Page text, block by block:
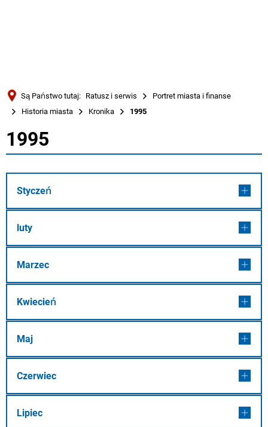
MENÜ
Są Państwo tutaj: Ratusz i serwis
Portret miasta i finanse
Historia miasta
Kronika 1995
1995
1995
Styczeń
luty
Marzec
Kwiecień
Maj
Czerwiec
Lipiec